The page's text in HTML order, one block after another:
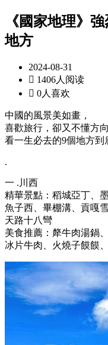
《國家地理》
地方
2024-08-31
 1406人阅读
 0人喜欢
中國的風景美如畫，
喜歡旅行，卻又不懂方
看一生必去的9個地方到
.
一 .川西
精華景點：稻城亞丁、
魚子西、畢棚溝、貢嘎
天路十八彎
美食推薦：犛牛肉湯鍋
冰片牛肉、火燒子饃饃